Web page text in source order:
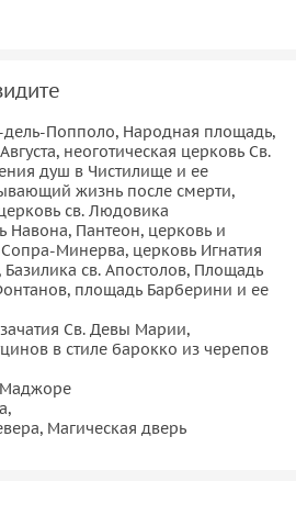
поэтому обязательно
возьмите с собой воду и
Попполо, Народная площадь,
неоготическая церковь Св.
душ в Чистилище и ее
жизнь после смерти,
св. Людовика
Навона, Пантеон, церковь и
Минерва, церковь Игнатия
св. Апостолов, Площадь
площадь Барберини и ее
Св. Девы Марии,
в стиле барокко из черепов
Магическая дверь